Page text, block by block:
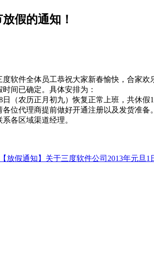
假的通知！
软件全体员工恭祝大家新春愉快，合家欢
间已确定。具体安排为：
（农历正月初九）恢复正常上班，共休假
位代理商提前做好开通注册以及发货准备。
各区域渠道经理。
放假通知】关于三度软件公司2013年元旦1